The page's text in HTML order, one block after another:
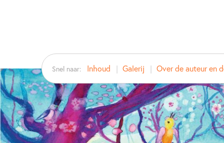
Snel naar: Inhoud Galerij Over de auteur en